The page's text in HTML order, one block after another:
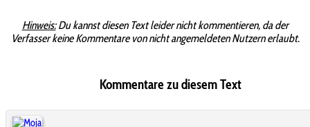
Hinweis:Du kannst diesen Text leider nicht kommentieren, da der
Verfasser keine Kommentare von nicht angemeldeten Nutzern erlaubt.
Kommentare zu diesem Text